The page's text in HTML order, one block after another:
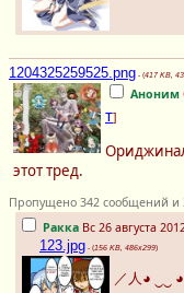
1204325259525.png - (417 KB,
Аноним
т]
этот тред.
Пропущено 342 сообщений и
Ракка Вс 26 августа
123.jpg - (156 KB, 486x299)
／人◕ ‿‿